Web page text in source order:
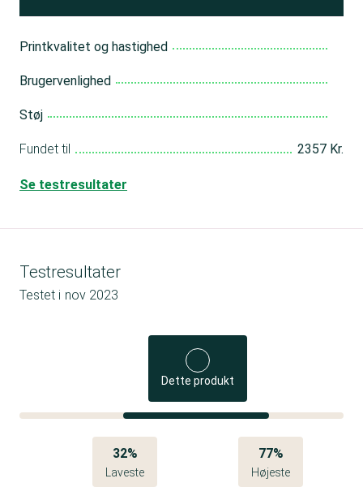
Printkvalitet og hastighed
Brugervenlighed
Støj
Fundet til 2357 Kr.
Se testresultater
Testresultater
Testet i nov 2023
Dette produkt
32%
Laveste
77%
Højeste